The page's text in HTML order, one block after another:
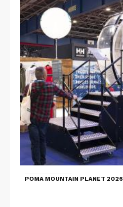
POMA MOUNTAIN PLANET 2026